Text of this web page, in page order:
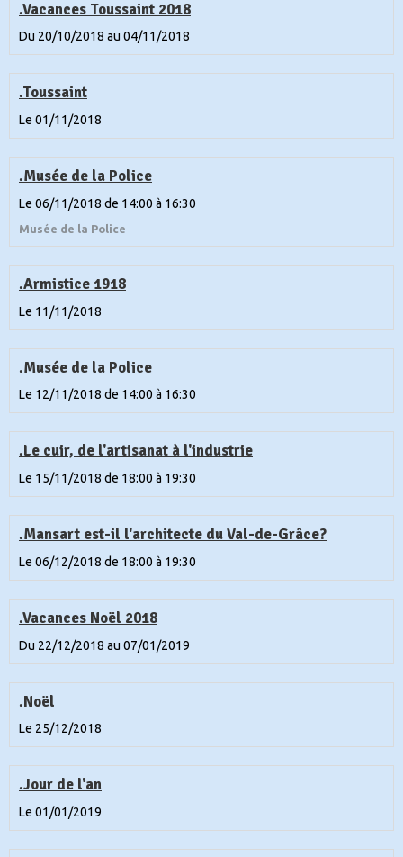
.Vacances Toussaint 2018
Du 20/10/2018 au 04/11/2018
.Toussaint
Le 01/11/2018
.Musée de la Police
Le 06/11/2018 de 14:00 à 16:30
Musée de la Police
.Armistice 1918
Le 11/11/2018
.Musée de la Police
Le 12/11/2018 de 14:00 à 16:30
.Le cuir, de l'artisanat à l'industrie
Le 15/11/2018 de 18:00 à 19:30
.Mansart est-il l'architecte du Val-de-Grâce?
Le 06/12/2018 de 18:00 à 19:30
.Vacances Noël 2018
Du 22/12/2018 au 07/01/2019
.Noël
Le 25/12/2018
.Jour de l'an
Le 01/01/2019